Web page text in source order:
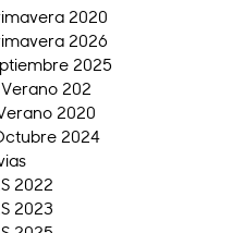
2020
2026
2025
202
2020
2024
2022
2023